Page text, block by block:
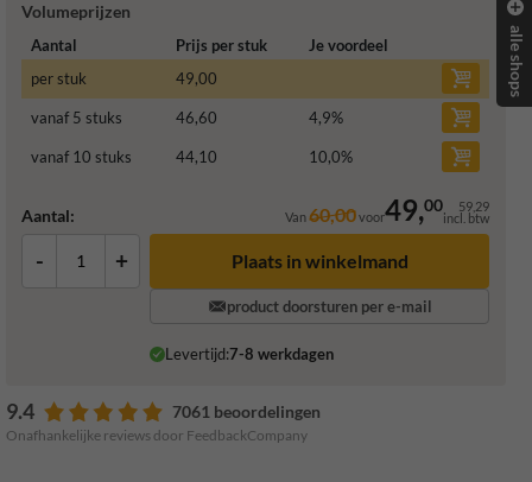
Volumeprijzen
Aantal Prijs per stuk
Je voordeel
per stuk
49,00
vanaf 5 stuks 46,60 4,9%
vanaf 10 stuks 44,10 10,0%
Aantal: Van60,00voor49,00 59,29
incl. btw
- + Plaats in winkelmand
product doorsturen per e-mail
Levertijd:7-8 werkdagen
9.4 7061 beoordelingen
Onafhankelijke reviews door FeedbackCompany
alle shops